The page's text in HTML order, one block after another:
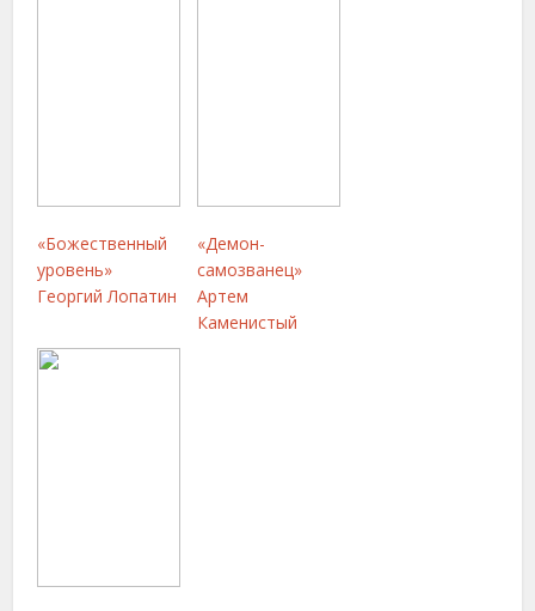
«Божественный
уровень»
Георгий Лопатин
«Демон-
самозванец»
Артем
Каменистый